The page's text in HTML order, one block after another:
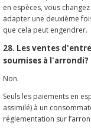
en espèces, vous
adapter une deuxième
que cela peut engendrer.
28. Les ventes
soumises à l'arrondi?
Non.
Seuls les paiements en
assimilé) à un
réglementation sur